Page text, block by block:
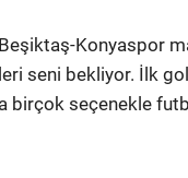
Konyaspor
seni bekliyor. İlk
birçok seçenekle